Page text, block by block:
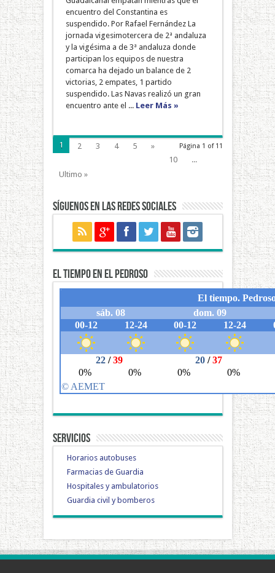
encuentro del Constantina es
suspendido. Por Rafael Fernández La
jornada vigesimotercera de 2ª andaluza
y la vigésima a de 3ª andaluza donde
participan los equipos de nuestra
comarca ha dejado un balance de 2
victorias, 2 empates, 1 partido
suspendido. Las Navas realizó un gran
encuentro ante el ... Leer Más »
Página 1 of 11
1 2 3 4 5
»
10
...
Ultimo »
Síguenos en las redes sociales
El tiempo en El Pedroso
Servicios
Horarios autobuses
Farmacias de Guardia
Hospitales y ambulatorios
Guardia civil y bomberos